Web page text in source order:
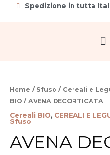
Spedizione in tutta
Home / Sfuso / Cereali e
BIO / AVENA DECORTICATA
Cereali BIO, CEREALI E
Sfuso
AVENA
DECORTICATA
quantità